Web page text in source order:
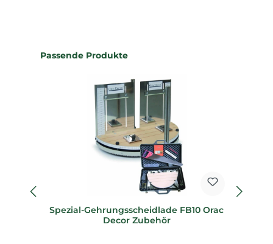
Produktgalerie überspringen
Passende Produkte
Spezial-Gehrungsscheidlade FB10 Orac
Decor Zubehör